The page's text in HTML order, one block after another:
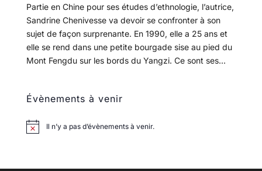
Partie en Chine pour ses études d’ethnologie, l’autrice,
Sandrine Chenivesse va devoir se confronter à son
sujet de façon surprenante. En 1990, elle a 25 ans et
elle se rend dans une petite bourgade sise au pied du
Mont Fengdu sur les bords du Yangzi. Ce sont ses...
Évènements à venir
Il n’y a pas d’évènements à venir.